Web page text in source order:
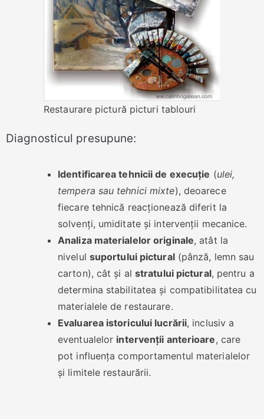
Restaurare pictură picturi tablouri
Diagnosticul presupune:
Identificarea tehnicii de execuție (ulei,
tempera sau tehnici mixte), deoarece
fiecare tehnică reacționează diferit la
solvenți, umiditate și intervenții mecanice.
Analiza materialelor originale, atât la
nivelul suportului pictural(pânză, lemn sau
carton), cât și al stratului pictural, pentru a
determina stabilitatea și compatibilitatea cu
materialele de restaurare.
Evaluarea istoricului lucrării, inclusiv a
eventualelor intervenții anterioare, care
pot influența comportamentul materialelor
și limitele restaurării.